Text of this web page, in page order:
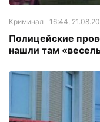
Криминал 16:44,
Полицейские
нашли там